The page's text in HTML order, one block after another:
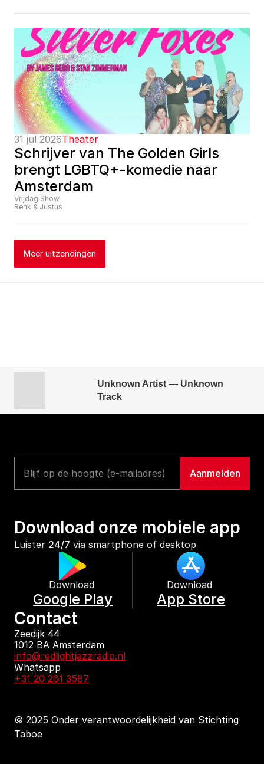
31 jul 2026Theater
Schrijver van The Golden Girls
brengt LGBTQ+-komedie naar
Amsterdam
Vrijdag Show
Renk & Justus
Meer uitzendingen
Unknown Artist — Unknown
Track
Download onze mobiele app
Luister 24/7 via smartphone of desktop
Download
Google Play
Download
App Store
Contact
Zeedijk 44
1012 BA Amsterdam
info@redlightjazzradio.nl
Whatsapp
+31 20 261 3587
© 2025 Onder verantwoordelijkheid van Stichting
Taboe